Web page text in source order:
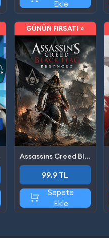
Ekle
GÜNÜN FIRSATI ⭐
Assassins Creed Black Flag Resynced
99.9 TL
Sepete
Ekle